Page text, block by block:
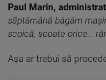
Paul Marin,
săptămână băgăm
scoică, scoate orice...
Așa ar trebui să